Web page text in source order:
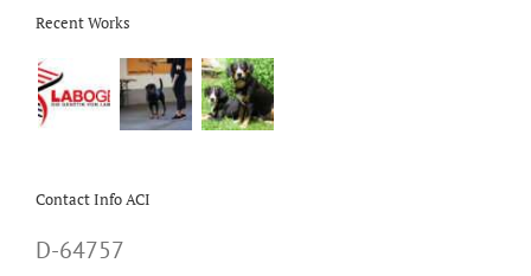
Recent Works
Contact Info ACI
D-64757